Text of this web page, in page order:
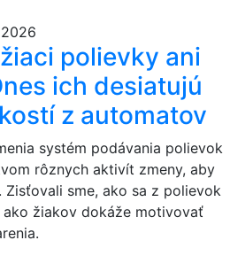
polievky ani
ich desiatujú
z automatov
systém podávania polievok
rôznych aktivít zmeny, aby
sme, ako sa z polievok
žiakov dokáže motivovať